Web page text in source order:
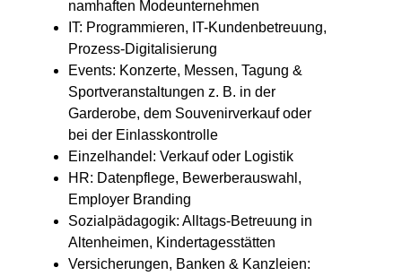
namhaften Modeunternehmen
IT: Programmieren, IT-Kundenbetreuung,
Prozess-Digitalisierung
Events: Konzerte, Messen, Tagung &
Sportveranstaltungen z. B. in der
Garderobe, dem Souvenirverkauf oder
bei der Einlasskontrolle
Einzelhandel: Verkauf oder Logistik
HR: Datenpflege, Bewerberauswahl,
Employer Branding
Sozialpädagogik: Alltags-Betreuung in
Altenheimen, Kindertagesstätten
Versicherungen, Banken & Kanzleien: